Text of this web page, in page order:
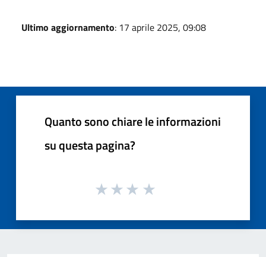
Ultimo aggiornamento: 17 aprile 2025, 09:08
Quanto sono chiare le informazioni
su questa pagina?